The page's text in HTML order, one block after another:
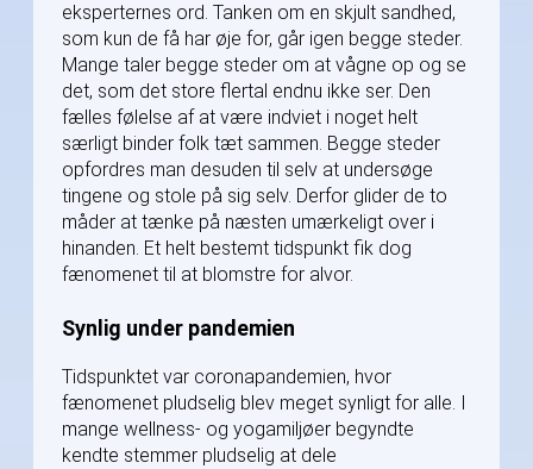
eksperternes ord. Tanken om en skjult sandhed,
som kun de få har øje for, går igen begge steder.
Mange taler begge steder om at vågne op og se
det, som det store flertal endnu ikke ser. Den
fælles følelse af at være indviet i noget helt
særligt binder folk tæt sammen. Begge steder
opfordres man desuden til selv at undersøge
tingene og stole på sig selv. Derfor glider de to
måder at tænke på næsten umærkeligt over i
hinanden. Et helt bestemt tidspunkt fik dog
fænomenet til at blomstre for alvor.
Synlig under pandemien
Tidspunktet var coronapandemien, hvor
fænomenet pludselig blev meget synligt for alle. I
mange wellness- og yogamiljøer begyndte
kendte stemmer pludselig at dele